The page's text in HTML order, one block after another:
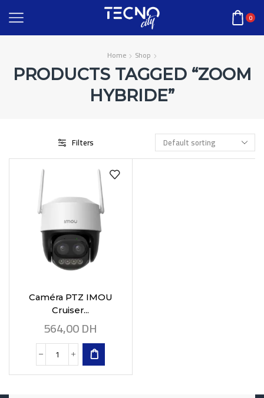
0
Home Shop
PRODUCTS TAGGED “ZOOM
HYBRIDE”
Filters
Caméra PTZ IMOU
Cruiser...
564,00DH